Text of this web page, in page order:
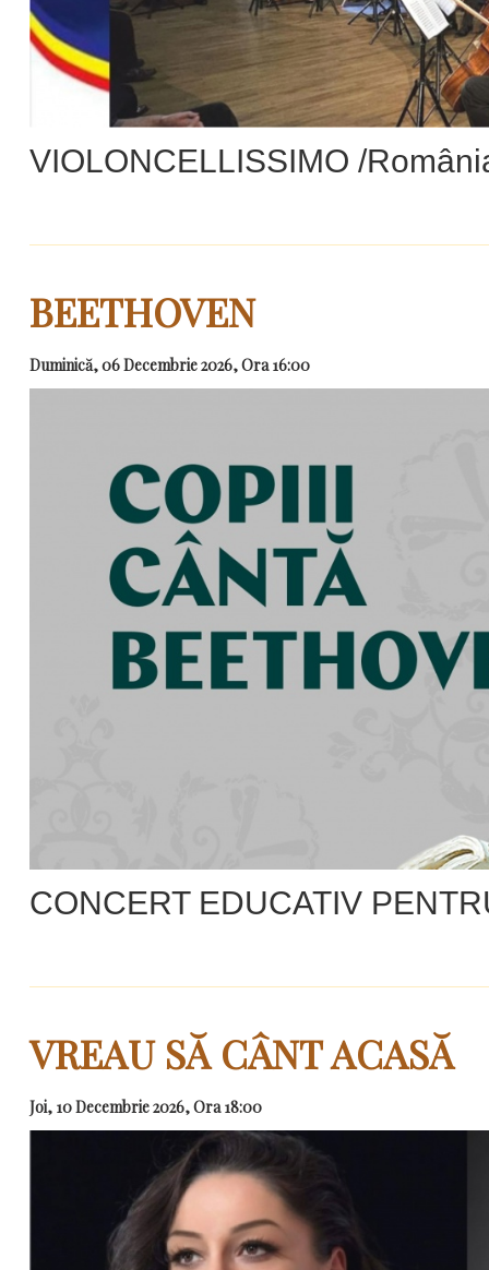
VIOLONCELLISSIMO /
BEETHOVEN
Duminică, 06 Decembrie 2026, Ora 16:00
CONCERT EDUCATIV
VREAU SĂ CÂNT ACASĂ
Joi, 10 Decembrie 2026, Ora 18:00